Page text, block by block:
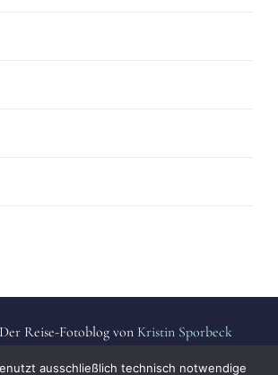
Reise-Fotoblog von Kristin Sporbeck
ausschließlich technisch notwendige